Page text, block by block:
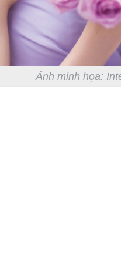
Ảnh minh họa: